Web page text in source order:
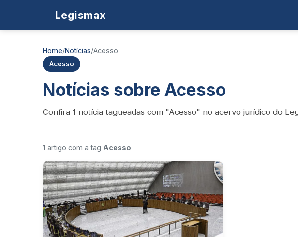
Legismax
Home/Notícias/Acesso
Acesso
Notícias sobre Acesso
Confira 1 notícia tagueadas com "Acesso" no acervo jurídico do
1 artigo com a tag Acesso